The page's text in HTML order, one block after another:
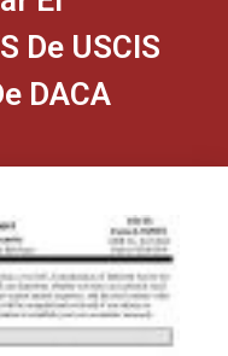
De USCIS
DACA